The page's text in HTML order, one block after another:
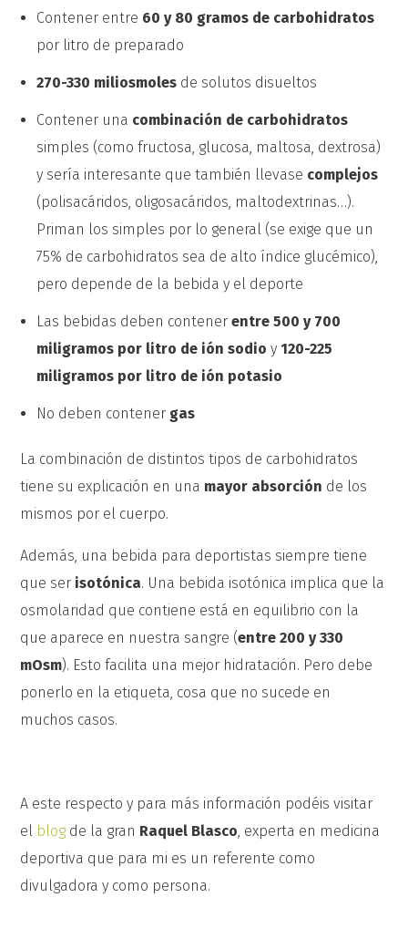
Contener entre 60 y 80 gramos de carbohidratos
por litro de preparado
270-330 miliosmoles de solutos disueltos
Contener una combinación de carbohidratos
simples (como fructosa, glucosa, maltosa, dextrosa)
y sería interesante que también llevase complejos
(polisacáridos, oligosacáridos, maltodextrinas…).
Priman los simples por lo general (se exige que un
75% de carbohidratos sea de alto índice glucémico),
pero depende de la bebida y el deporte
Las bebidas deben contener entre 500 y 700
miligramos por litro de ión sodio y 120-225
miligramos por litro de ión potasio
No deben contener gas
La combinación de distintos tipos de carbohidratos
tiene su explicación en una mayor absorción de los
mismos por el cuerpo.
Además, una bebida para deportistas siempre tiene
que ser isotónica. Una bebida isotónica implica que la
osmolaridad que contiene está en equilibrio con la
que aparece en nuestra sangre (entre 200 y 330
mOsm). Esto facilita una mejor hidratación. Pero debe
ponerlo en la etiqueta, cosa que no sucede en
muchos casos.
A este respecto y para más información podéis visitar
el blog de la gran Raquel Blasco, experta en medicina
deportiva que para mi es un referente como
divulgadora y como persona.